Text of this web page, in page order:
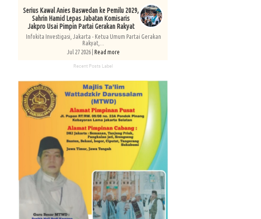
Serius Kawal Anies Baswedan ke Pemilu 2029,
Sahrin Hamid Lepas Jabatan Komisaris
Jakpro Usai Pimpin Partai Gerakan Rakyat
Infokita Investigasi, Jakarta - Ketua Umum Partai Gerakan
Rakyat,...
Jul 27 2026 | Read more
Recent Posts Label